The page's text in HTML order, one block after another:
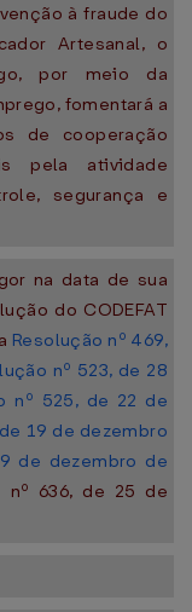
à fraude do
Artesanal, o
por meio da
fomentará a
de cooperação
pela atividade
segurança e
na data de sua
do CODEFAT
Resolução nº 469,
nº 523, de 28
nº 525, de 22 de
19 de dezembro
de dezembro de
nº 636, de 25 de